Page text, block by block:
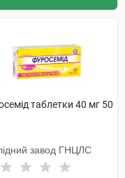
таблетки 40 мг 50
завод ГНЦЛС